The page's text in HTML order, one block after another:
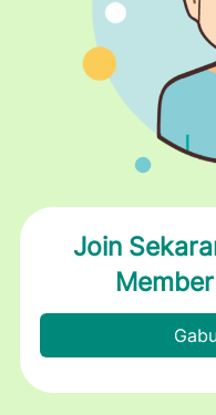
Join
`